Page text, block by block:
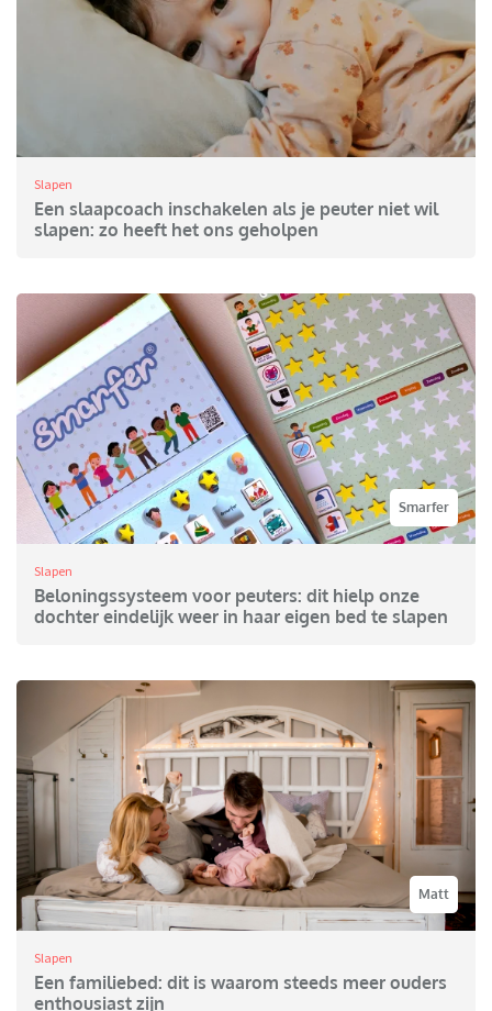
Slapen
Een slaapcoach inschakelen als je peuter niet wil
slapen: zo heeft het ons geholpen
Smarfer
Slapen
Beloningssysteem voor peuters: dit hielp onze
dochter eindelijk weer in haar eigen bed te slapen
Matt
Slapen
Een familiebed: dit is waarom steeds meer ouders
enthousiast zijn